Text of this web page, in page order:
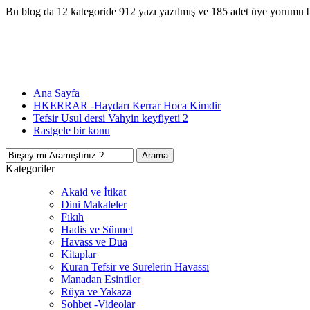
Bu blog da 12 kategoride 912 yazı yazılmış ve 185 adet üye yorumu
Ana Sayfa
HKERRAR -Haydarı Kerrar Hoca Kimdir
Tefsir Usul dersi Vahyin keyfiyeti 2
Rastgele bir konu
Kategoriler
Akaid ve İtikat
Dini Makaleler
Fıkıh
Hadis ve Sünnet
Havass ve Dua
Kitaplar
Kuran Tefsir ve Surelerin Havassı
Manadan Esintiler
Rüya ve Yakaza
Sohbet -Videolar